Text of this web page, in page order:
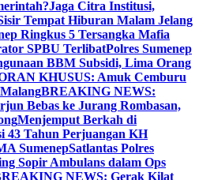
Jaga Citra Institusi,
Tempat Hiburan Malam Jelang
Ringkus 5 Tersangka Mafia
SPBU TerlibatPolres Sumenep
BBM Subsidi, Lima Orang
KHUSUS: Amuk Cemburu
BREAKING NEWS:
Bebas ke Jurang Rombasan,
Menjemput Berkah di
43 Tahun Perjuangan KH
SumenepSatlantas Polres
Sopir Ambulans dalam Ops
NEWS: Gerak Kilat